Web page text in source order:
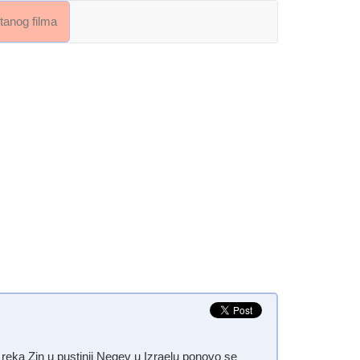
filma
Zin u pustinji Negev u Izraelu ponovo se